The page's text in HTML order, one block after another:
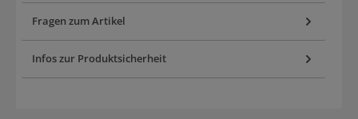
Fragen zum Artikel
Infos zur Produktsicherheit